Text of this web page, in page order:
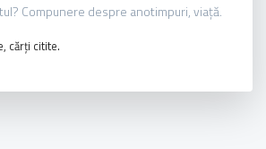
Compunere despre anotimpuri, viață.
cărți citite.